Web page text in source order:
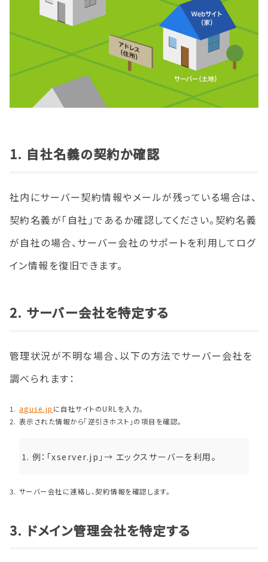
1. 自社名義の契約か確認
社内にサーバー契約情報やメールが残っている場合は、
契約名義が「自社」であるか確認してください。契約名義
が自社の場合、サーバー会社のサポートを利用してログ
イン情報を復旧できます。
2. サーバー会社を特定する
管理状況が不明な場合、以下の方法でサーバー会社を
調べられます：
aguse.jp に自社サイトのURLを入力。
表示された情報から「逆引きホスト」の項目を確認。
例：「xserver.jp」→ エックスサーバーを利用。
サーバー会社に連絡し、契約情報を確認します。
3. ドメイン管理会社を特定する